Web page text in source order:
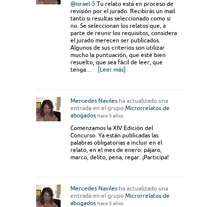
@israel-5 Tu relato está en proceso de
revisión por el jurado. Recibirás un mail
tanto si resultas seleccionado como si
no. Se seleccionan los relatos que, a
parte de reunir los requisitos, considera
el jurado merecen ser publicados.
Algunos de sus criterios son utilizar
mucho la puntuación, que esté bien
resuelto, que sea fácil de leer, que
tenga…
[Leer más]
Mercedes Naviles ha actualizado una
entrada en el grupo Microrrelatos de
abogados hace 5 años
Comenzamos la XIV Edición del
Concurso. Ya están publicadas las
palabras obligatorias a incluir en el
relato, en el mes de enero: pájaro,
marco, delito, pena, regar. ¡Participa!
Mercedes Naviles ha actualizado una
entrada en el grupo Microrrelatos de
abogados hace 5 años